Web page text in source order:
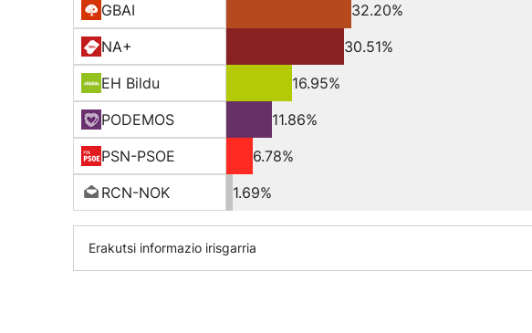
GBAI
32.20%
NA+
30.51%
EH Bildu
16.95%
PODEMOS
11.86%
PSN-PSOE
6.78%
RCN-NOK
1.69%
Erakutsi informazio irisgarria